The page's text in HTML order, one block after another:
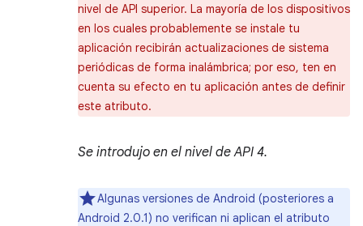
nivel de API superior. La mayoría de los dispositivos
en los cuales probablemente se instale tu
aplicación recibirán actualizaciones de sistema
periódicas de forma inalámbrica; por eso, ten en
cuenta su efecto en tu aplicación antes de definir
este atributo.
Se introdujo en el nivel de API 4.
Algunas versiones de Android (posteriores a
Android 2.0.1) no verifican ni aplican el atributo